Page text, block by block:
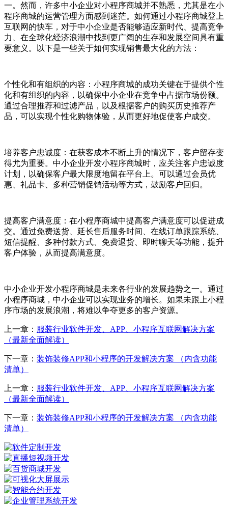
一。然而，许多中小企业对小程序商城并不熟悉，尤其是在小
程序商城的运营管理方面感到迷茫。如何通过小程序商城登上
互联网的快车，对于中小企业是否能够适应新时代、提高竞争
力、在全球化经济浪潮中找到更广阔的生存和发展空间具有重
要意义。以下是一些关于如何实现销售最大化的方法：
个性化和有组织的内容：小程序商城的成功关键在于提供个性
化和有组织的内容，以确保中小企业在竞争中占据市场份额。
通过合理推荐和过滤产品，以及根据客户的购买历史推荐产
品，可以实现个性化购物体验，从而更好地促使客户成交。
培养客户忠诚度：在获客成本不断上升的情况下，客户留存变
得尤为重要。中小企业开发小程序商城时，应关注客户忠诚度
计划，以确保客户最大限度地留在平台上。可以通过会员优
惠、礼品卡、多种营销促销活动等方式，鼓励客户回归。
提高客户满意度：在小程序商城中提高客户满意度可以促进成
交。通过免费送货、延长售后服务时间、在线订单跟踪系统、
短信提醒、多种付款方式、免费退货、即时聊天等功能，提升
客户体验，从而提高满意度。
中小企业开发小程序商城是未来各行业的发展趋势之一。通过
小程序商城，中小企业可以实现业务的增长。如果未跟上小程
序市场的发展浪潮，将难以争夺更多的客户资源。
上一章： 服装行业软件开发、APP、小程序互联网解决方案
（最新全面解读）
下一章： 装饰装修APP和小程序的开发解决方案 （内含功能
清单）
上一章： 服装行业软件开发、APP、小程序互联网解决方案
（最新全面解读）
下一章： 装饰装修APP和小程序的开发解决方案 （内含功能
清单）